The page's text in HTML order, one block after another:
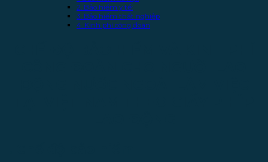
2. Bảo hiểm y tế:
3. Bảo hiểm thất nghiệp
4. Kinh phí công đoàn